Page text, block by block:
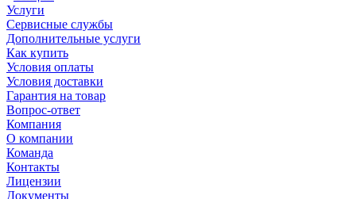
Услуги
Сервисные службы
Дополнительные услуги
Как купить
Условия оплаты
Условия доставки
Гарантия на товар
Вопрос-ответ
Компания
О компании
Команда
Контакты
Лицензии
Документы